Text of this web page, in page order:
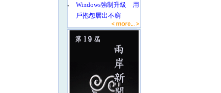
‧
Windows強制升級 用
戶抱怨層出不窮